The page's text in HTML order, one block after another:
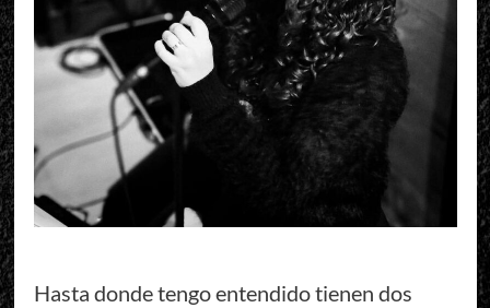
Hasta donde tengo entendido tienen dos